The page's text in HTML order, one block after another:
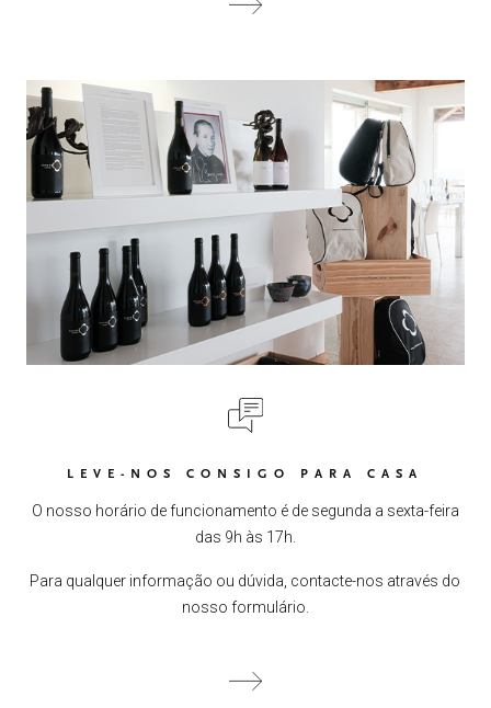
LEVE-NOS CONSIGO PARA CASA
O nosso horário de funcionamento é de segunda a sexta-feira
das 9h às 17h.
Para qualquer informação ou dúvida, contacte-nos através do
nosso formulário.